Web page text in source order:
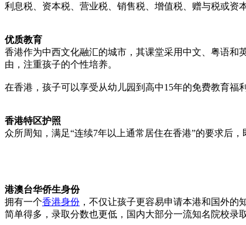
利息税、资本税、营业税、销售税、增值税、赠与税或资
优质教育
香港作为中西文化融汇的城市，其课堂采用中文、粤语和
由，注重孩子的个性培养。
在香港，孩子可以享受从幼儿园到高中15年的免费教育福
香港特区护照
众所周知，满足“连续7年以上通常居住在香港”的要求后
港澳台华侨生身份
拥有一个香港身份 ，不仅让孩子更容易申请本港和国外
简单得多，录取分数也更低，国内大部分一流知名院校录